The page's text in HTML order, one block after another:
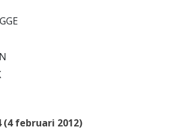
(4 februari 2012)